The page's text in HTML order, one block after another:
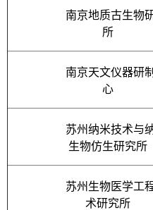
南京地质古生物
所
南京天文仪器研
心
苏州纳米技术与
生物仿生研究所
苏州生物医学工
术研究所